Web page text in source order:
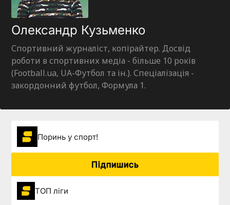
Олександр Кузьменко
Спортивний журналіст, копірайтер. Досвід
роботи в спортивних медіа - більше 10 років
(Football.ua, UA-Футбол та ін.). Спеціалізація -
закордонний футбол, Формула 1.
Поринь у спорт!
Підпишись
ТОП ліги